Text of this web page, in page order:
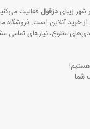
شهر زیبایدزفول فعالیت
از خرید آنلاین است. فروشگاه
متنوع، نیازهای تمامی
شما